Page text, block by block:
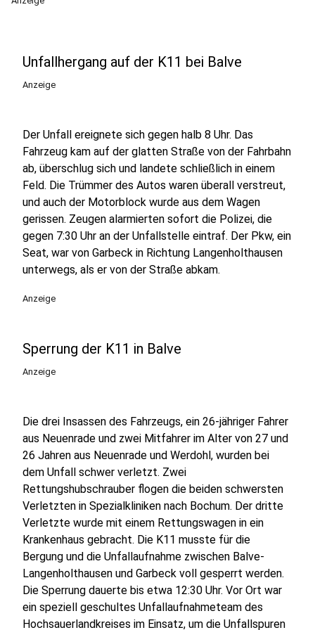
Unfallhergang auf der K11 bei Balve
Anzeige
Der Unfall ereignete sich gegen halb 8 Uhr. Das
Fahrzeug kam auf der glatten Straße von der Fahrbahn
ab, überschlug sich und landete schließlich in einem
Feld. Die Trümmer des Autos waren überall verstreut,
und auch der Motorblock wurde aus dem Wagen
gerissen. Zeugen alarmierten sofort die Polizei, die
gegen 7:30 Uhr an der Unfallstelle eintraf. Der Pkw, ein
Seat, war von Garbeck in Richtung Langenholthausen
unterwegs, als er von der Straße abkam.
Anzeige
Sperrung der K11 in Balve
Anzeige
Die drei Insassen des Fahrzeugs, ein 26-jähriger Fahrer
aus Neuenrade und zwei Mitfahrer im Alter von 27 und
26 Jahren aus Neuenrade und Werdohl, wurden bei
dem Unfall schwer verletzt. Zwei
Rettungshubschrauber flogen die beiden schwersten
Verletzten in Spezialkliniken nach Bochum. Der dritte
Verletzte wurde mit einem Rettungswagen in ein
Krankenhaus gebracht. Die K11 musste für die
Bergung und die Unfallaufnahme zwischen Balve-
Langenholthausen und Garbeck voll gesperrt werden.
Die Sperrung dauerte bis etwa 12:30 Uhr. Vor Ort war
ein speziell geschultes Unfallaufnahmeteam des
Hochsauerlandkreises im Einsatz, um die Unfallspuren